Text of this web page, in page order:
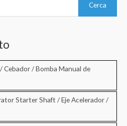
Cerca
/ Bomba Manual de
Starter Shaft / Eje Acelerador /